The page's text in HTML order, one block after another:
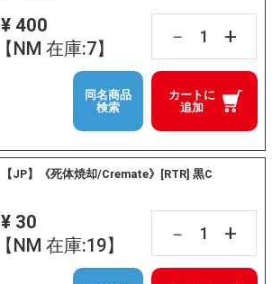
¥ 400
【NM 在庫:7】
－ +
カートに
追加
同名商品
検索
【JP】《死体焼却/Cremate》[RTR] 黒C
¥ 30
【NM 在庫:19】
－ +